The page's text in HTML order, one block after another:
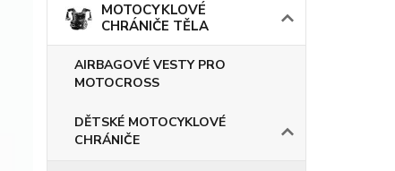
MOTOCYKLOVÉ
CHRÁNIČE TĚLA
AIRBAGOVÉ VESTY PRO
MOTOCROSS
DĚTSKÉ MOTOCYKLOVÉ
CHRÁNIČE